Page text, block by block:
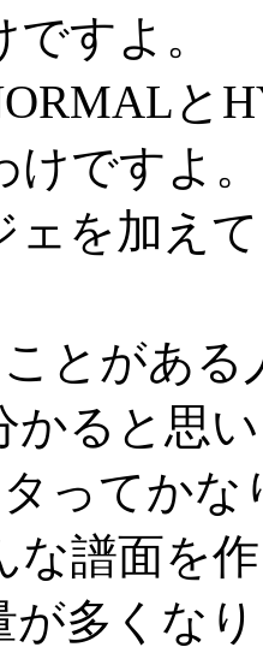
すよ。
と
ですよ。
ェを加え
とがあ
かると思
ってか
な譜面を
が多くな